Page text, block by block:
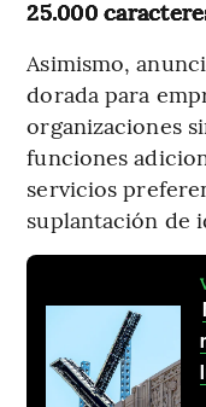
25.000
Asimismo,
dorada para
organizaciones
funciones
servicios
suplantación de